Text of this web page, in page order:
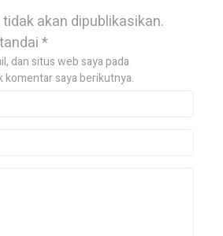
akan dipublikasikan.
*
dan situs web saya pada
komentar saya berikutnya.